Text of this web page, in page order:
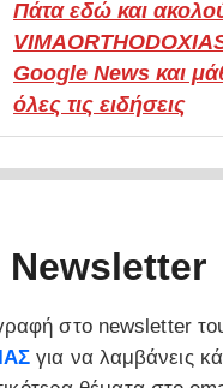
Πάτα εδώ και
Google News και
όλες τις ειδήσεις
Newsletter
στο newsletter
για να λαμβάνεις